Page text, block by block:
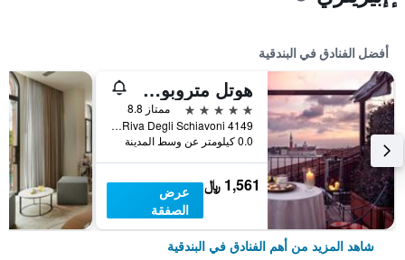
أفضل الفنادق في البندقية
هوتل متروبول فينيتسيا
5 نجوم
ممتاز 8.8
Riva Degli Schiavoni 4149, البندقية, فينيتو, إيطاليا
0.0 كيلومتر عن وسط المدينة
1,561 ﷼
عرض
الصفقة
شاهد المزيد من أهم الفنادق في البندقية